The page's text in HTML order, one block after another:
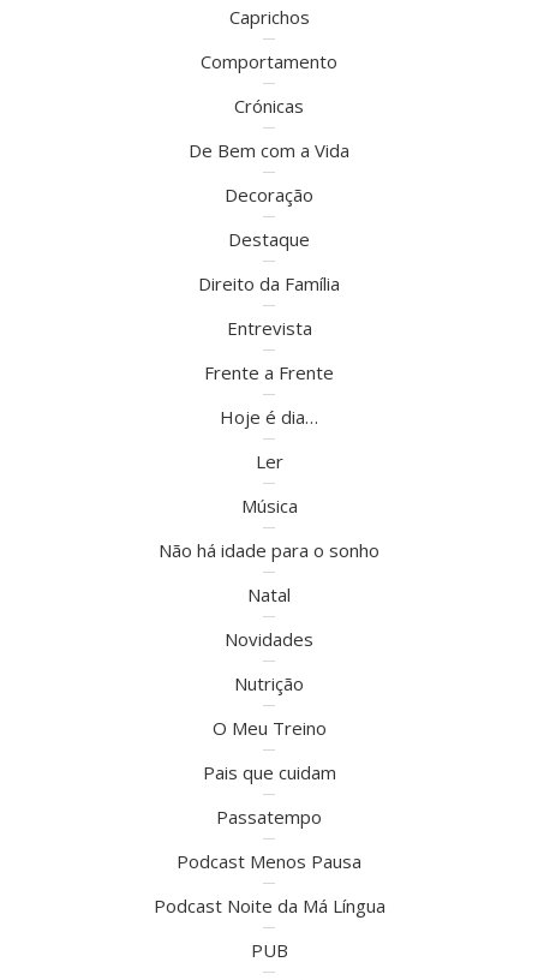
Caprichos
Comportamento
Crónicas
De Bem com a Vida
Decoração
Destaque
Direito da Família
Entrevista
Frente a Frente
Hoje é dia…
Ler
Música
Não há idade para o sonho
Natal
Novidades
Nutrição
O Meu Treino
Pais que cuidam
Passatempo
Podcast Menos Pausa
Podcast Noite da Má Língua
PUB